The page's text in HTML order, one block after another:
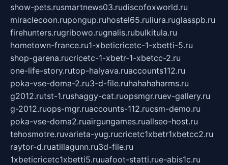
show-pets.rusmartnews03.rudiscofoxworld.ru
miraclecoon.rupongup.ruhostel65.ruliura.ruglasspb.ru
firehunters.rugribowo.rugnalis.rubulkitula.ru
hometown-france.ru1-xbeticricetc-1-xbetti-5.ru
shop-garena.rucricetc-1-xbetr-1-xbetcc-2.ru
one-life-story.rutop-halyava.ruaccounts112.ru
poka-vse-doma-2.ru3-d-file.ruhahahaharms.ru
g2012.rutst-1.rushaggy-cat.ruopsmgr.ruev-gallery.ru
g-2012.ruops-mgr.ruaccounts-112.rucsm-demo.ru
poka-vse-doma2.ruairgungames.ruallseo-host.ru
tehosmotre.ruvarieta-yug.rucricetc1xbetr1xbetcc2.ru
raytor-d.ruatillagunn.ru3d-file.ru
1xbeticricetc1xbetti5.ruuafoot-statti.rue-abis1c.ru